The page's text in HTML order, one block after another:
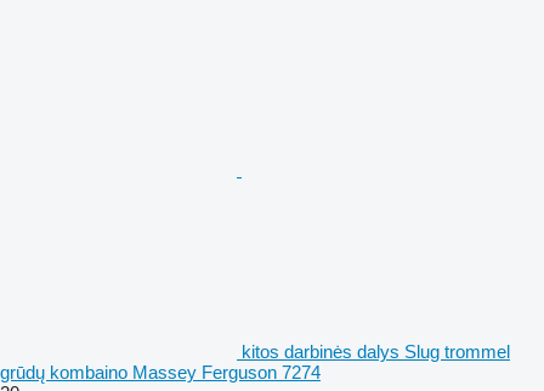
kitos darbinės dalys Slug trommel
grūdų kombaino Massey Ferguson 7274